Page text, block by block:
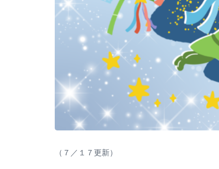
（７／１７更新）